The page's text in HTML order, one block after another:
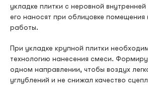
укладке плитки с неровной
его наносят при облицовке помещения
работы.
При укладке крупной плитки
технологию нанесения смеси.
одном направлении, чтобы воздух
углублений и не снижал качество